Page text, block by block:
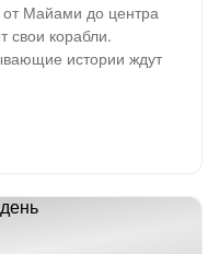
от Майами до центра
свои корабли.
истории ждут